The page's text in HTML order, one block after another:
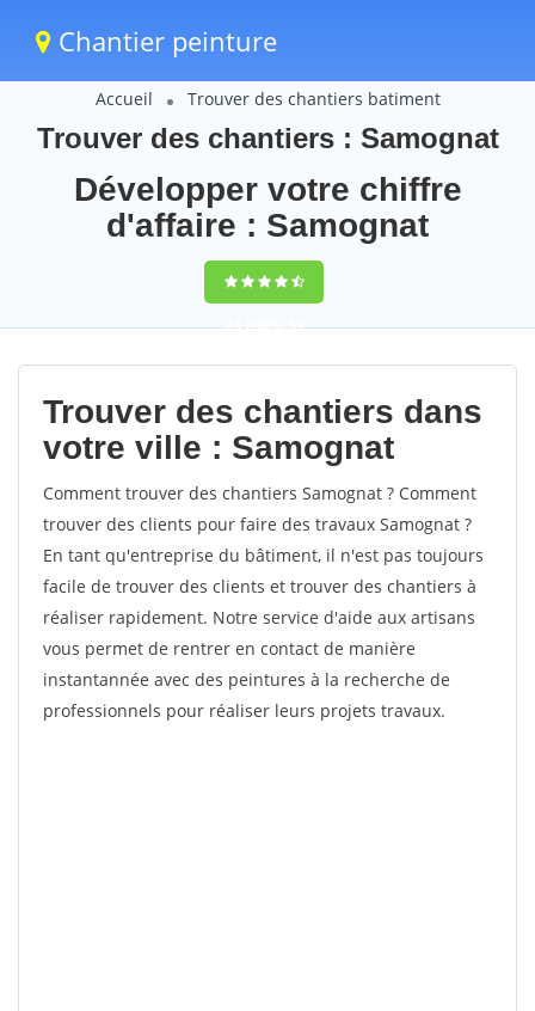
Chantier peinture
Accueil Trouver des chantiers batiment
Trouver des chantiers : Samognat
Développer votre chiffre
d'affaire : Samognat
9,5(100%)59
votes
Trouver des chantiers dans
votre ville : Samognat
Comment trouver des chantiers Samognat ? Comment
trouver des clients pour faire des travaux Samognat ?
En tant qu'entreprise du bâtiment, il n'est pas toujours
facile de trouver des clients et trouver des chantiers à
réaliser rapidement. Notre service d'aide aux artisans
vous permet de rentrer en contact de manière
instantannée avec des peintures à la recherche de
professionnels pour réaliser leurs projets travaux.